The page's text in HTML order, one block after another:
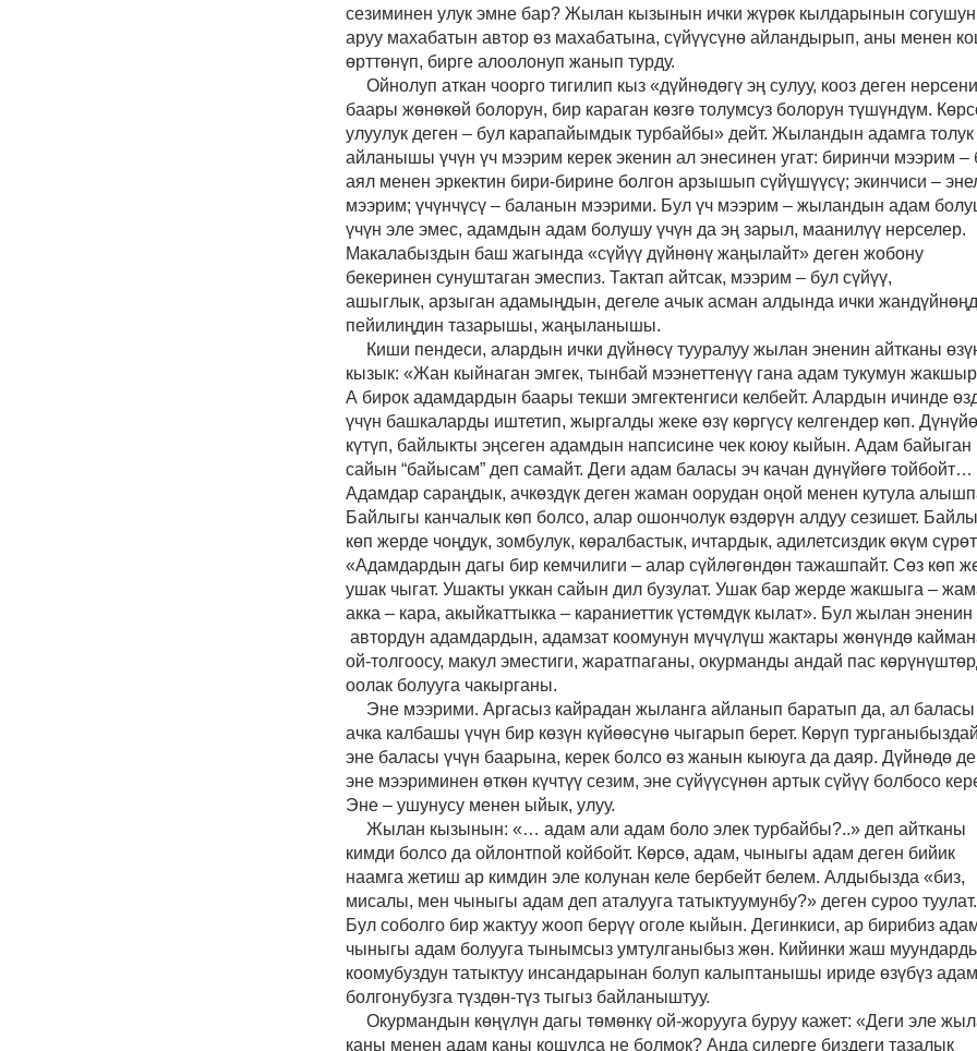
сезиминен улук эмне бар? Жылан кызынын ички жүрөк кылдарынын
аруу махабатын автор өз махабатына, сүйүүсүнө айландырып, аны менен
өрттөнүп, бирге алоолонуп жанып турду.
Ойнолуп аткан чоорго тигилип кыз «дүйнөдөгү эң сулуу, кооз деген
баары жөнөкөй болорун, бир караган көзгө толумсуз болорун түшүндүм.
улуулук деген – бул карапайымдык турбайбы» дейт. Жыландын адамга толук
айланышы үчүн үч мээрим керек экенин ал энесинен угат: биринчи мээрим –
аял менен эркектин бири-бирине болгон арзышып сүйүшүүсү; экинчиси –
мээрим; үчүнчүсү – баланын мээрими. Бул үч мээрим – жыландын адам
үчүн эле эмес, адамдын адам болушу үчүн да эң зарыл, маанилүү нерселер.
Макалабыздын баш жагында «сүйүү дүйнөнү жаңылайт» деген жобону
бекеринен сунуштаган эмеспиз. Тактап айтсак, мээрим – бул сүйүү,
ашыглык, арзыган адамыңдын, дегеле ачык асман алдында ички
пейилиңдин тазарышы, жаңыланышы.
Киши пендеси, алардын ички дүйнөсү тууралуу жылан эненин айтканы
кызык: «Жан кыйнаган эмгек, тынбай мээнеттенүү гана адам тукумун
А бирок адамдардын баары текши эмгектенгиси келбейт. Алардын ичинде
үчүн башкаларды иштетип, жыргалды жеке өзү көргүсү келгендер көп. Дүнүйө
күтүп, байлыкты эңсеген адамдын напсисине чек коюу кыйын. Адам байыган
сайын “байысам” деп самайт. Деги адам баласы эч качан дүнүйөгө тойбойт…
Адамдар сараңдык, ачкөздүк деген жаман оорудан оңой менен кутула
Байлыгы канчалык көп болсо, алар ошончолук өздөрүн алдуу сезишет.
көп жерде чоңдук, зомбулук, көралбастык, ичтардык, адилетсиздик өкүм
«Адамдардын дагы бир кемчилиги – алар сүйлөгөндөн тажашпайт. Сөз көп
ушак чыгат. Ушакты уккан сайын дил бузулат. Ушак бар жерде жакшыга –
акка – кара, акыйкаттыкка – караниеттик үстөмдүк кылат». Бул жылан эненин
автордун адамдардын, адамзат коомунун мүчүлүш жактары жөнүндө
ой-толгоосу, макул эместиги, жаратпаганы, окурманды андай пас
оолак болууга чакырганы.
Эне мээрими. Аргасыз кайрадан жыланга айланып баратып да, ал баласы
ачка калбашы үчүн бир көзүн күйөөсүнө чыгарып берет. Көрүп
эне баласы үчүн баарына, керек болсо өз жанын кыюуга да даяр. Дүйнөдө
эне мээриминен өткөн күчтүү сезим, эне сүйүүсүнөн артык сүйүү болбосо
Эне – ушунусу менен ыйык, улуу.
Жылан кызынын: «… адам али адам боло элек турбайбы?..» деп айтканы
кимди болсо да ойлонтпой койбойт. Көрсө, адам, чыныгы адам деген бийик
наамга жетиш ар кимдин эле колунан келе бербейт белем. Алдыбызда «биз,
мисалы, мен чыныгы адам деп аталууга татыктуумунбу?» деген суроо туулат.
Бул соболго бир жактуу жооп берүү оголе кыйын. Дегинкиси, ар бирибиз
чыныгы адам болууга тынымсыз умтулганыбыз жөн. Кийинки жаш
коомубуздун татыктуу инсандарынан болуп калыптанышы ириде өзүбүз адам
болгонубузга түздөн-түз тыгыз байланыштуу.
Окурмандын көңүлүн дагы төмөнкү ой-жорууга буруу кажет: «Деги эле
каны менен адам каны кошулса не болмок? Анда силерге биздеги тазалык